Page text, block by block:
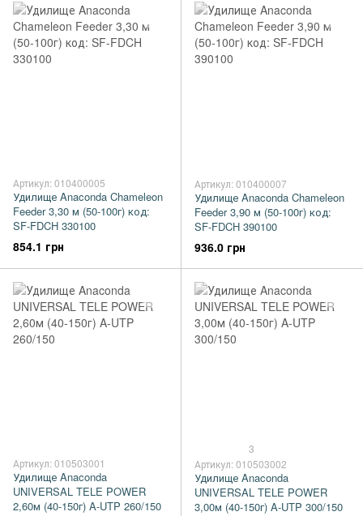
Артикул: 010400005
Удилище Anaconda Chameleon
Feeder 3,30 м (50-100г) код:
SF-FDCH 330100
854.1 грн
Артикул: 010400007
Удилище Anaconda Chameleon
Feeder 3,90 м (50-100г) код:
SF-FDCH 390100
936.0 грн
Артикул: 010503001
Удилище Anaconda
UNIVERSAL TELE POWER
2,60м (40-150г) A-UTP 260/150
3
Артикул: 010503002
Удилище Anaconda
UNIVERSAL TELE POWER
3,00м (40-150г) A-UTP 300/150